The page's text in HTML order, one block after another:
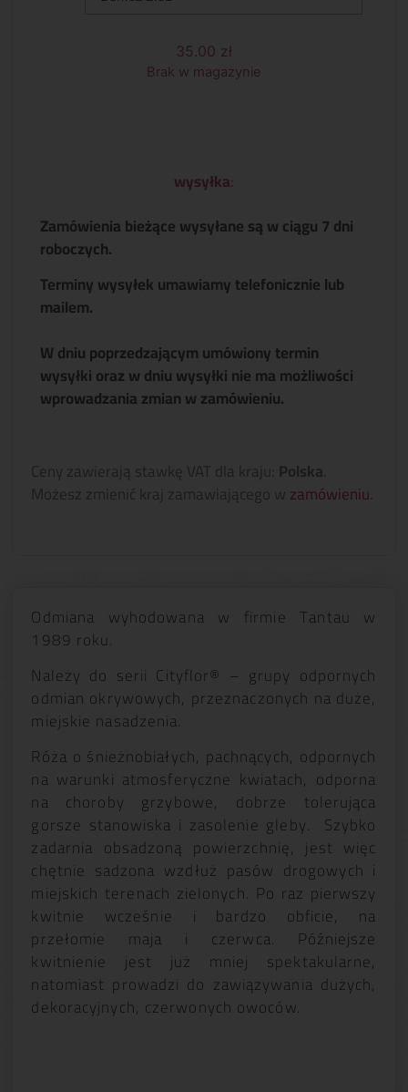
35.00 zł
Brak w magazynie
wysyłka:
Zamówienia bieżące wysyłane są w ciągu 7 dni
roboczych.
Terminy wysyłek umawiamy telefonicznie lub
mailem.
W dniu poprzedzającym umówiony termin
wysyłki oraz w dniu wysyłki nie ma możliwości
wprowadzania zmian w zamówieniu.
Ceny zawierają stawkę VAT dla kraju: Polska
Możesz zmienić kraj zamawiającego wzamówieniu
Odmiana wyhodowana w firmie Tantau w
1989 roku.
Należy do serii Cityflor® – grupy odpornych
odmian okrywowych, przeznaczonych na duże,
miejskie nasadzenia.
Róża o śnieżnobiałych, pachnących, odpornych
na warunki atmosferyczne kwiatach, odporna
na choroby grzybowe, dobrze tolerująca
gorsze stanowiska i zasolenie gleby. Szybko
zadarnia obsadzoną powierzchnię, jest więc
chętnie sadzona wzdłuż pasów drogowych i
miejskich terenach zielonych. Po raz pierwszy
kwitnie wcześnie i bardzo obficie, na
przełomie maja i czerwca. Późniejsze
kwitnienie jest już mniej spektakularne,
natomiast prowadzi do zawiązywania dużych,
dekoracyjnych, czerwonych owoców.